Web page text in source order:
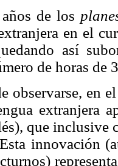
de los
en el
así
de horas de
observarse, en
extranjera
que inclusive
Esta innovación